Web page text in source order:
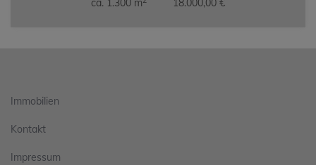
ca. 1.300 m
18.000,00 €
Immobilien
Kontakt
Impressum